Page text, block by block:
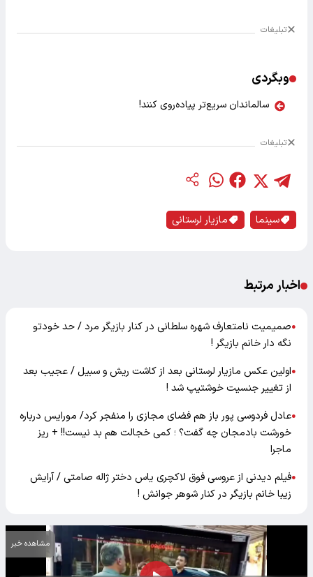
تبلیغات
وبگردی
سالماندان سریع‌تر پیاده‌روی کنند!
تبلیغات
سینما مازیار لرستانی
اخبار مرتبط
●صمیمیت نامتعارف شهره سلطانی در کنار بازیگر مرد / حد خودتو
نگه دار خانم بازیگر !
●اولین عکس مازیار لرستانی بعد از کاشت ریش و سبیل / عجیب بعد
از تغییر جنسیت خوشتیپ شد !
●عادل فردوسی پور باز هم فضای مجازی را منفجر کرد/ مورایس درباره
خورشت بادمجان چه گفت؟ ؛ کمی خجالت هم بد نیست!! + ریز
ماجرا
●فیلم دیدنی از عروسی فوق لاکچری یاس دختر ژاله صامتی / آرایش
زیبا خانم بازیگر در کنار شوهر جوانش !
مشاهده خبر